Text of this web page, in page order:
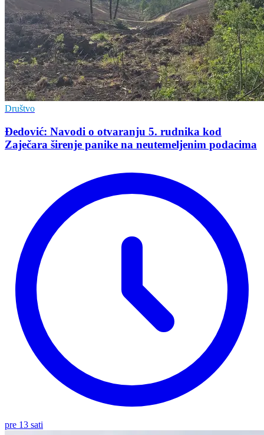
Društvo
Đedović: Navodi o otvaranju 5. rudnika kod
Zaječara širenje panike na neutemeljenim podacima
pre 13 sati